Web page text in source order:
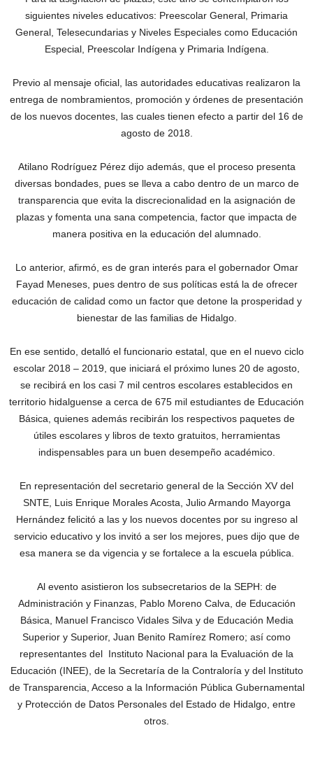
siguientes niveles educativos: Preescolar General, Primaria
General, Telesecundarias y Niveles Especiales como Educación
Especial, Preescolar Indígena y Primaria Indígena.
Previo al mensaje oficial, las autoridades educativas realizaron la
entrega de nombramientos, promoción y órdenes de presentación
de los nuevos docentes, las cuales tienen efecto a partir del 16 de
agosto de 2018.
Atilano Rodríguez Pérez dijo además, que el proceso presenta
diversas bondades, pues se lleva a cabo dentro de un marco de
transparencia que evita la discrecionalidad en la asignación de
plazas y fomenta una sana competencia, factor que impacta de
manera positiva en la educación del alumnado.
Lo anterior, afirmó, es de gran interés para el gobernador Omar
Fayad Meneses, pues dentro de sus políticas está la de ofrecer
educación de calidad como un factor que detone la prosperidad y
bienestar de las familias de Hidalgo.
En ese sentido, detalló el funcionario estatal, que en el nuevo ciclo
escolar 2018 – 2019, que iniciará el próximo lunes 20 de agosto,
se recibirá en los casi 7 mil centros escolares establecidos en
territorio hidalguense a cerca de 675 mil estudiantes de Educación
Básica, quienes además recibirán los respectivos paquetes de
útiles escolares y libros de texto gratuitos, herramientas
indispensables para un buen desempeño académico.
En representación del secretario general de la Sección XV del
SNTE, Luis Enrique Morales Acosta, Julio Armando Mayorga
Hernández felicitó a las y los nuevos docentes por su ingreso al
servicio educativo y los invitó a ser los mejores, pues dijo que de
esa manera se da vigencia y se fortalece a la escuela pública.
Al evento asistieron los subsecretarios de la SEPH: de
Administración y Finanzas, Pablo Moreno Calva, de Educación
Básica, Manuel Francisco Vidales Silva y de Educación Media
Superior y Superior, Juan Benito Ramírez Romero; así como
representantes del Instituto Nacional para la Evaluación de la
Educación (INEE), de la Secretaría de la Contraloría y del Instituto
de Transparencia, Acceso a la Información Pública Gubernamental
y Protección de Datos Personales del Estado de Hidalgo, entre
otros.